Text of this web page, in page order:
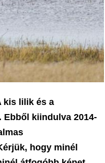
kis lilik és a
kiindulva 2014-
hogy minél